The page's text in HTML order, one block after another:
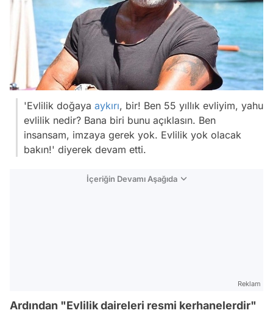
'Evlilik doğaya aykırı, bir! Ben 55 yıllık evliyim, yahu
evlilik nedir? Bana biri bunu açıklasın. Ben
insansam, imzaya gerek yok. Evlilik yok olacak
bakın!' diyerek devam etti.
İçeriğin Devamı Aşağıda
Reklam
Ardından "Evlilik daireleri resmi kerhanelerdir"